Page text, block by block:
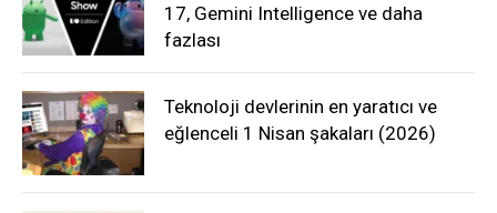
17, Gemini Intelligence ve daha
fazlası
Teknoloji devlerinin en yaratıcı ve
eğlenceli 1 Nisan şakaları (2026)